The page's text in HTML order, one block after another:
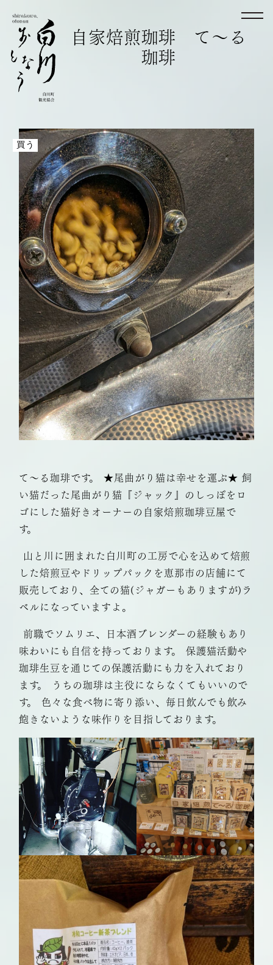
自家焙煎珈琲 て～る
珈琲
買う
て～る珈琲です。 ★尾曲がり猫は幸せを運ぶ★ 飼
い猫だった尾曲がり猫『ジャック』のしっぽをロ
ゴにした猫好きオーナーの自家焙煎珈琲豆屋で
す。
山と川に囲まれた白川町の工房で心を込めて焙煎
した焙煎豆やドリップパックを恵那市の店舗にて
販売しており、全ての猫(ジャガーもありますが)ラ
ベルになっていますよ。
前職でソムリエ、日本酒ブレンダーの経験もあり
味わいにも自信を持っております。 保護猫活動や
珈琲生豆を通じての保護活動にも力を入れており
ます。 うちの珈琲は主役にならなくてもいいので
す。 色々な食べ物に寄り添い、毎日飲んでも飲み
飽きないような味作りを目指しております。